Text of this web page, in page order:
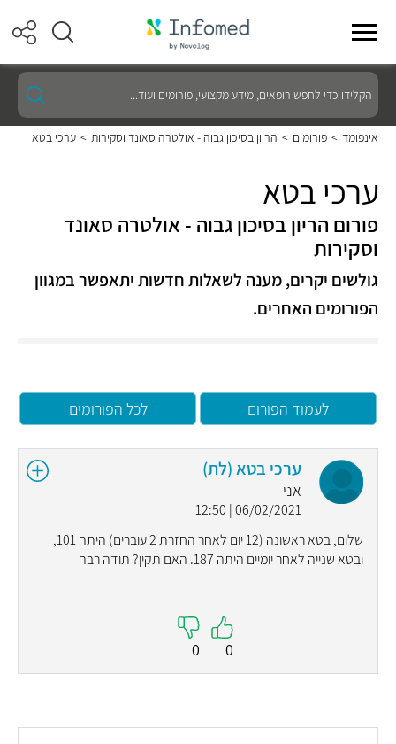
הקלידו
כדי
לחפש
רופאים,
מידע
ועוד...
אינפומד > פורומים > הריון בסיכון גבוה - אולטרה סאונד וסקירות > ערכי בטא
ערכי בטא
פורום הריון בסיכון גבוה - אולטרה סאונד
וסקירות
גולשים יקרים, מענה לשאלות חדשות יתאפשר במגוון
הפורומים האחרים.
לעמוד הפורום לכל הפורומים
ערכי בטא (לת)
אני
06/02/2021 | 12:50
שלום, בטא ראשונה (12 יום לאחר החזרת 2 עוברים) היתה 101,
ובטא שנייה לאחר יומיים היתה 187. האם תקין? תודה רבה
0
0